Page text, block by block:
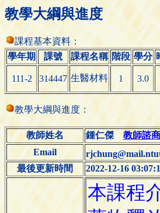
教學大綱與進度
課程基本資料：
學年期
課號 課程名稱 階段 學分
111-2 314447 生醫材料 1 3.0
教學大綱與進度：
教師姓名 鍾仁傑教師諮
Email
最後更新時間
2022-12-16